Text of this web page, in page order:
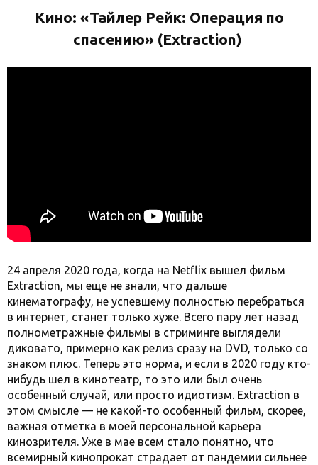
Кино: «Тайлер Рейк: Операция по
спасению» (Extraction)
24 апреля 2020 года, когда на Netflix вышел фильм
Extraction, мы еще не знали, что дальше
кинематографу, не успевшему полностью перебраться
в интернет, станет только хуже. Всего пару лет назад
полнометражные фильмы в стриминге выглядели
диковато, примерно как релиз сразу на DVD, только со
знаком плюс. Теперь это норма, и если в 2020 году кто-
нибудь шел в кинотеатр, то это или был очень
особенный случай, или просто идиотизм. Extraction в
этом смысле — не какой-то особенный фильм, скорее,
важная отметка в моей персональной карьера
кинозрителя. Уже в мае всем стало понятно, что
всемирный кинопрокат страдает от пандемии сильнее